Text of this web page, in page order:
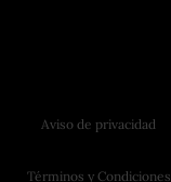
Aviso de privacidad
Términos y Condiciones